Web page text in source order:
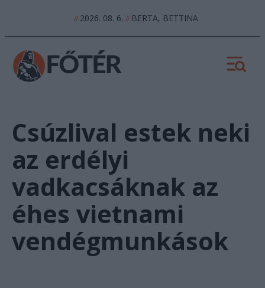
//2026. 08. 6. //BERTA, BETTINA
Csúzlival estek neki
az erdélyi
vadkacsáknak az
éhes vietnami
vendégmunkások